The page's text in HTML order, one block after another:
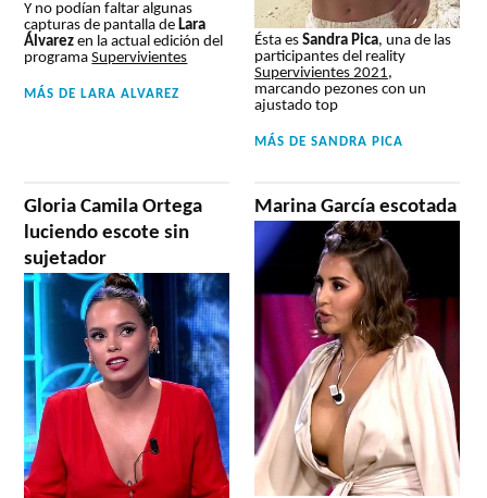
Y no podían faltar algunas
capturas de pantalla deLara
Álvarez en la actual edición del
programaSupervivientes
MÁS DE LARA ALVAREZ
Ésta esSandra Pica, una de las
participantes del reality
Supervivientes 2021,
marcando pezones con un
ajustado top
MÁS DESANDRA PICA
Gloria Camila Ortega
luciendo escote sin
sujetador
Marina García escotada